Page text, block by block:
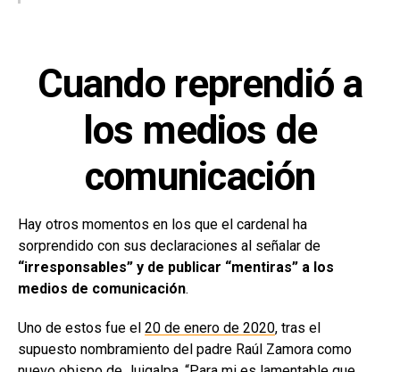
Cuando reprendió a
los medios de
comunicación
Hay otros momentos en los que el cardenal ha
sorprendido con sus declaraciones al señalar de
“irresponsables” y de publicar “mentiras” a los
medios de comunicación.
Uno de estos fue el 20 de enero de 2020, tras el
supuesto nombramiento del padre Raúl Zamora como